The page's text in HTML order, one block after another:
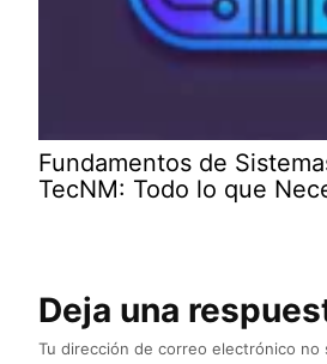
Fundamentos de
TecNM: Todo lo que
Deja una
Tu dirección de correo electrónico no